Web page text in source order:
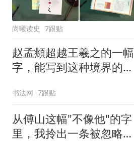
尚曦读史 7跟贴
赵孟頫超越王羲之的一幅
字，能写到这种境界的，
书法网 7跟贴
从傅山这幅"不像他"的字
里，我拎出一条被忽略的